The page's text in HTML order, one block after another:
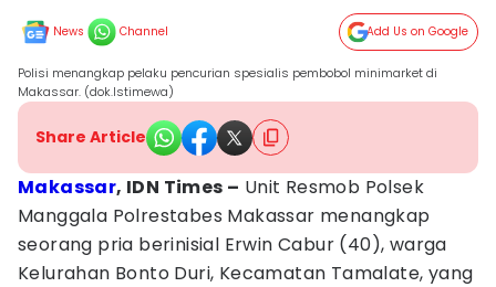
News Channel Add Us on Google
Polisi menangkap pelaku pencurian spesialis pembobol minimarket di
Makassar. (dok.Istimewa)
Share Article
Makassar, IDN Times – Unit Resmob Polsek
Manggala Polrestabes Makassar menangkap
seorang pria berinisial Erwin Cabur (40), warga
Kelurahan Bonto Duri, Kecamatan Tamalate, yang